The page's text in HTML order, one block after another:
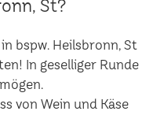
St?
bspw. Heilsbronn, St
In geselliger Runde
von Wein und Käse